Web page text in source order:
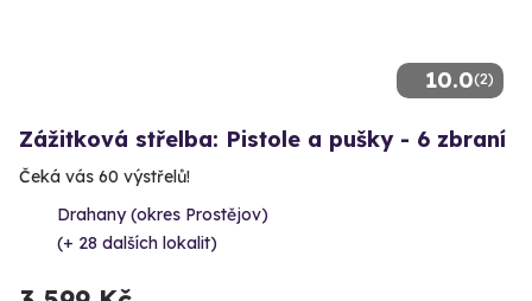
10.0(2)
Zážitková střelba: Pistole a pušky - 6 zbraní
Čeká vás 60 výstřelů!
Drahany (okres Prostějov)
(+ 28 dalších lokalit)